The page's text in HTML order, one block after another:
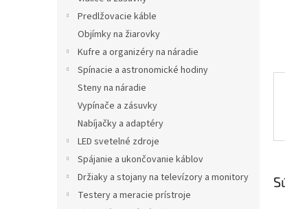
Predlžovacie káble
Objímky na žiarovky
Kufre a organizéry na náradie
Spínacie a astronomické hodiny
Steny na náradie
Vypínače a zásuvky
Nabíjačky a adaptéry
LED svetelné zdroje
Spájanie a ukončovanie káblov
Držiaky a stojany na televízory a monitory
Testery a meracie prístroje